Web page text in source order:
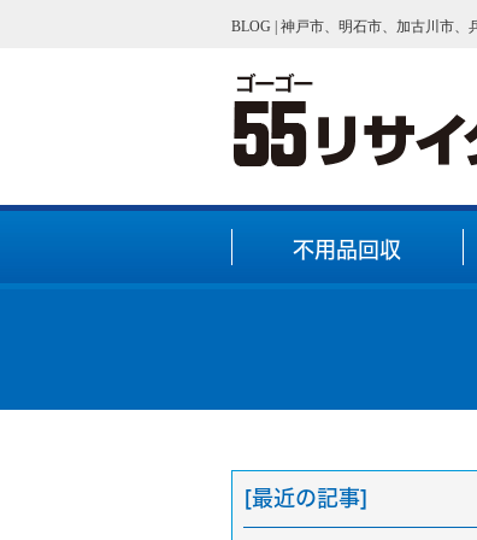
BLOG | 神戸市、明石市、加古川市、
不用品回収
[最近の記事]